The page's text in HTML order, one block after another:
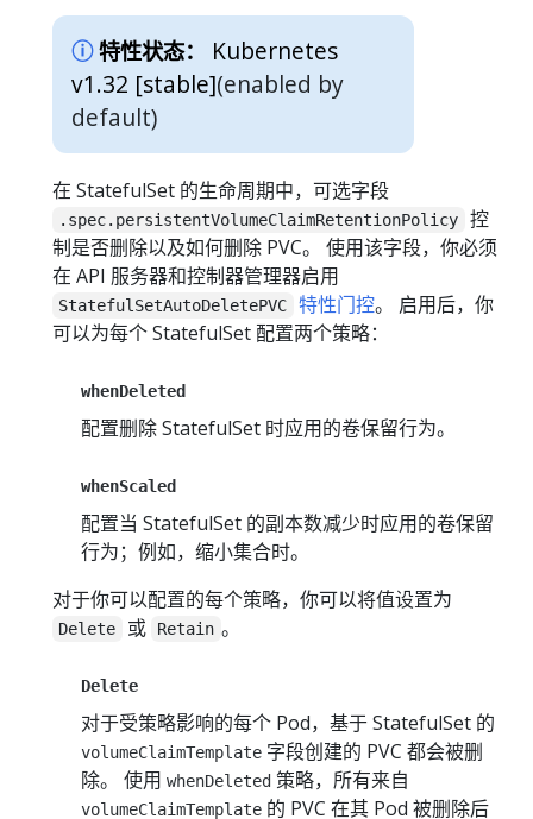
特性状态：
Kubernetes
v1.32 [stable](enabled by
default)
在 StatefulSet 的生命周期中，可选字段
.spec.persistentVolumeClaimRetentionPolicy
控
制是否删除以及如何删除 PVC。 使用该字段，你必须
在 API 服务器和控制器管理器启用
StatefulSetAutoDeletePVC 特性门控。 启用后，你
可以为每个 StatefulSet 配置两个策略：
whenDeleted
配置删除 StatefulSet 时应用的卷保留行为。
whenScaled
配置当 StatefulSet 的副本数减少时应用的卷保留
行为；例如，缩小集合时。
对于你可以配置的每个策略，你可以将值设置为
Delete 或 Retain 。
Delete
对于受策略影响的每个 Pod，基于 StatefulSet 的
volumeClaimTemplate 字段创建的 PVC 都会被删
除。 使用 whenDeleted 策略，所有来自
volumeClaimTemplate 的 PVC 在其 Pod 被删除后